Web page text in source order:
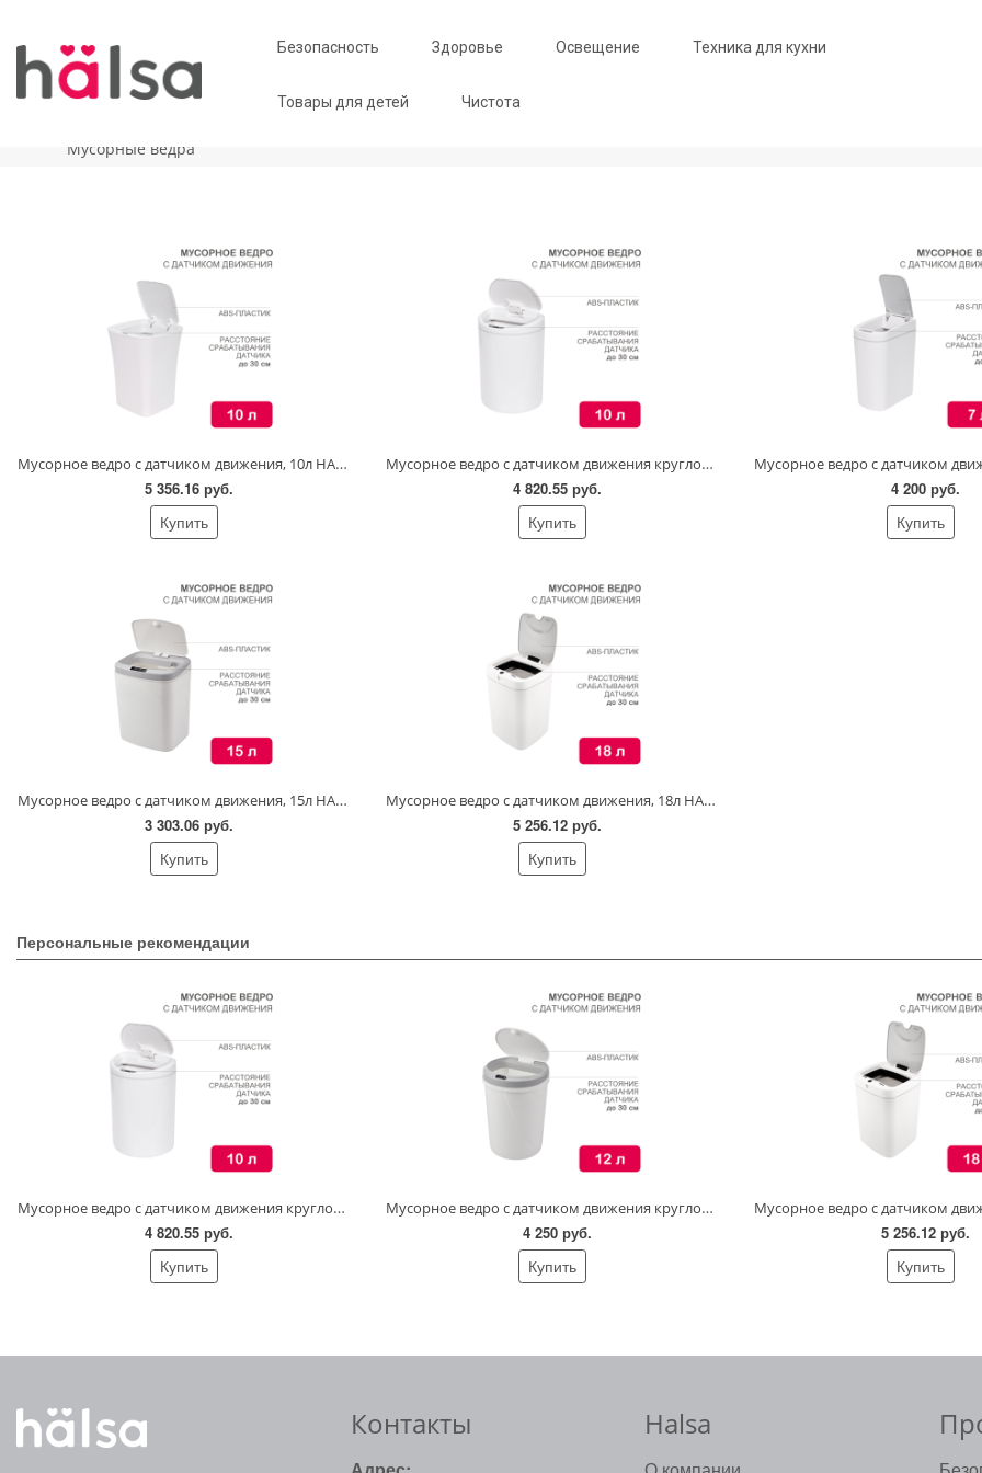
Безопасность Здоровье Освещение Техника для кухни
Товары для детей Чистота
Главная Чистота Мусорные ведра
Мусорные ведра
Мусорное ведро с датчиком движения, 10л HALSA
5 356.16 руб.
Купить
Мусорное ведро с датчиком движения круглое, 10л HALSA
4 820.55 руб.
Купить
4 200 руб.
Купить
Мусорное ведро с датчиком движения, 15л HALSA
3 303.06 руб.
Купить
Мусорное ведро с датчиком движения, 18л HALSA
5 256.12 руб.
Купить
Персональные рекомендации
Мусорное ведро с датчиком движения круглое, 10л HALSA
4 820.55 руб.
Купить
Мусорное ведро с датчиком движения круглое, 12л HALSA
4 250 руб.
Купить
5 256.12 руб.
Купить
Контакты Halsa